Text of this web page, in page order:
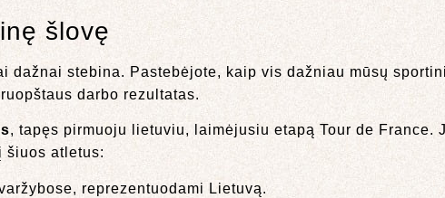
šlovę
dažnai stebina. Pastebėjote, kaip vis dažniau mūsų
darbo rezultatas.
, tapęs pirmuoju lietuviu, laimėjusiu etapą Tour de France.
šiuos atletus:
reprezentuodami Lietuvą.